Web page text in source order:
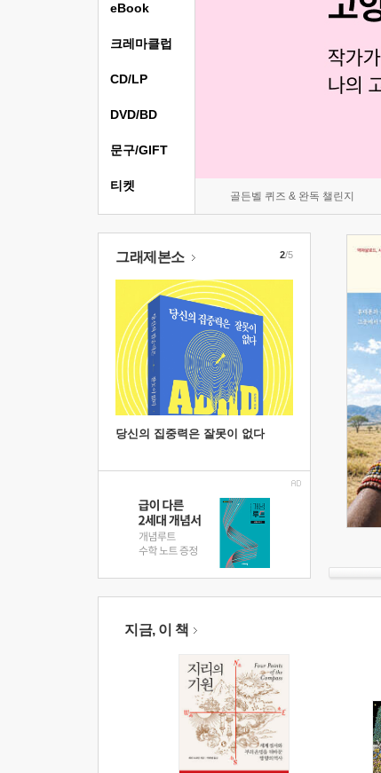
골든벨 퀴즈 & 완독 챌린지
eBook
크레마클럽
CD/LP
DVD/BD
문구/GIFT
티켓
그래제본소
당신의 집중력은 잘못이 없다
2/5
지금, 이 책